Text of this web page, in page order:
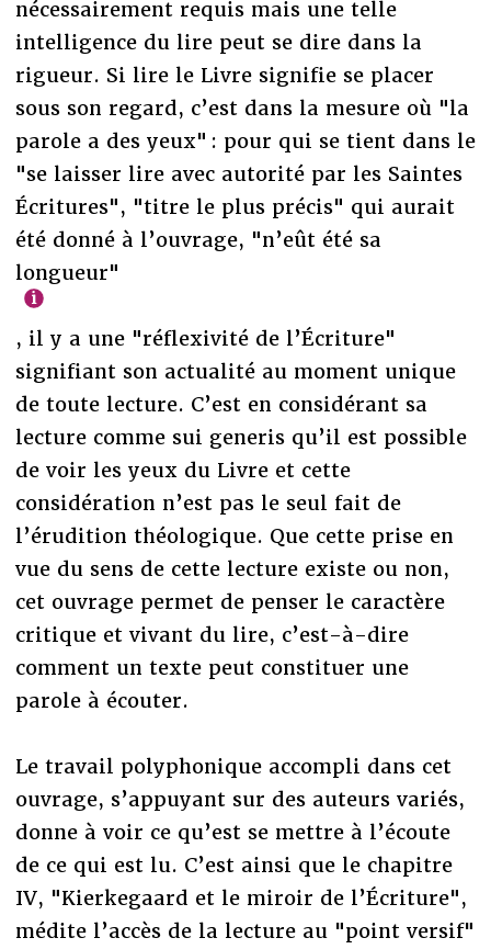
nécessairement requis mais une telle
intelligence du lire peut se dire dans la
rigueur. Si lire le Livre signifie se placer
sous son regard, c’est dans la mesure où "la
parole a des yeux" : pour qui se tient dans le
"se laisser lire avec autorité par les Saintes
Écritures", "titre le plus précis" qui aurait
été donné à l’ouvrage, "n’eût été sa
longueur"
, il y a une "réflexivité de l’Écriture"
signifiant son actualité au moment unique
de toute lecture. C’est en considérant sa
lecture comme sui generis qu’il est possible
de voir les yeux du Livre et cette
considération n’est pas le seul fait de
l’érudition théologique. Que cette prise en
vue du sens de cette lecture existe ou non,
cet ouvrage permet de penser le caractère
critique et vivant du lire, c’est-à-dire
comment un texte peut constituer une
parole à écouter.
Le travail polyphonique accompli dans cet
ouvrage, s’appuyant sur des auteurs variés,
donne à voir ce qu’est se mettre à l’écoute
de ce qui est lu. C’est ainsi que le chapitre
IV, "Kierkegaard et le miroir de l’Écriture",
médite l’accès de la lecture au "point versif"